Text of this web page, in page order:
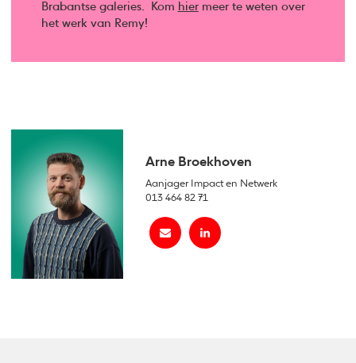
Brabantse galeries. Kom hiermeer te weten over
het werk van Remy!
Arne Broekhoven
Aanjager Impact en Netwerk
013 464 82 71